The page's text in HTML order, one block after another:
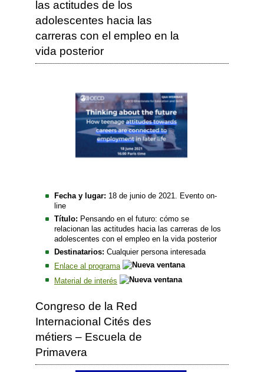
las actitudes de los
adolescentes hacia las
carreras con el empleo en la
vida posterior
Fecha y lugar: 18 de junio de 2021. Evento on-
line
Título: Pensando en el futuro: cómo se
relacionan las actitudes hacia las carreras de los
adolescentes con el empleo en la vida posterior
Destinatarios: Cualquier persona interesada
Enlace al programa
Material de interés
Congreso de la Red
Internacional Cités des
métiers – Escuela de
Primavera